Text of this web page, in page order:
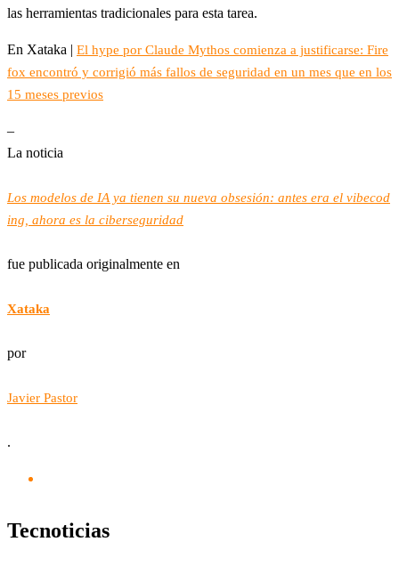
las herramientas tradicionales para esta tarea.
En Xataka | El hype por Claude Mythos comienza a justificarse: Fire
fox encontró y corrigió más fallos de seguridad en un mes que en los
15 meses previos
–
La noticia
Los modelos de IA ya tienen su nueva obsesión: antes era el vibecod
ing, ahora es la ciberseguridad
fue publicada originalmente en
Xataka
por
Javier Pastor
.
Tecnoticias